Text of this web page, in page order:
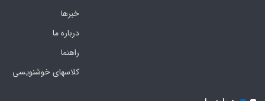
خبرها
درباره ما
راهنما
کلاسهای خوشنویسی